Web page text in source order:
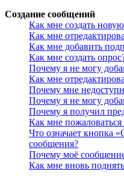
Создание сообщений
Как мне создать
Как мне
Как мне добавить
Как мне создать
Почему я не могу
Как мне
Почему мне
Почему я не могу
Почему я получил
Как мне
Что означает кнопка
сообщения?
Почему моё
Как мне вновь